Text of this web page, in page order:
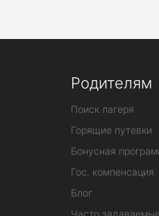
Родителям
Поиск лагеря
Горящие путевки
Бонусная
Гос. компенсация
Блог
Часто